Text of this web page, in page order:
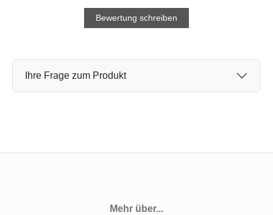
Bewertung schreiben
Ihre Frage zum Produkt
Mehr über...